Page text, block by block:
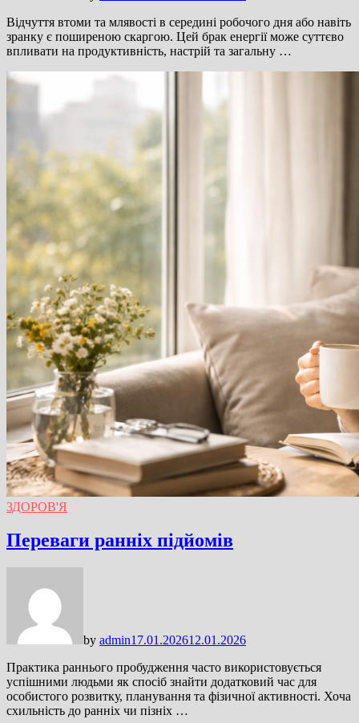
Відчуття втоми та млявості в середині робочого дня або навіть
зранку є поширеною скаргою. Цей брак енергії може суттєво
впливати на продуктивність, настрій та загальну …
ЗДОРОВ'Я
Переваги ранніх підйомів
by admin17.01.202612.01.2026
Практика раннього пробудження часто використовується
успішними людьми як спосіб знайти додатковий час для
особистого розвитку, планування та фізичної активності. Хоча
схильність до ранніх чи пізніх …